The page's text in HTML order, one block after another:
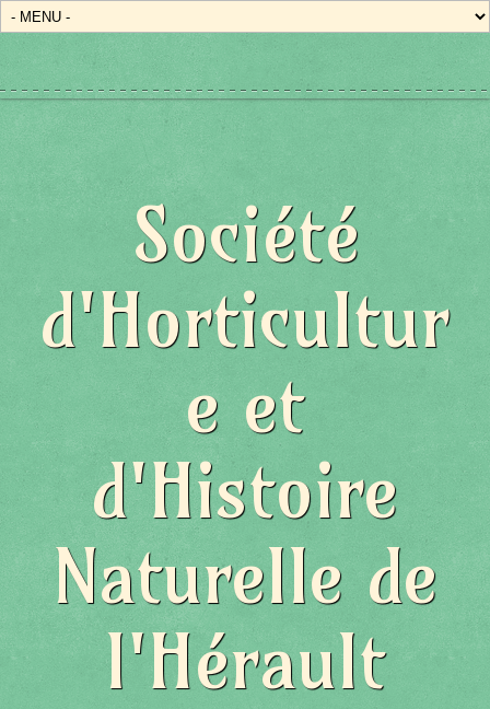
Société
d'Horticultur
e et
d'Histoire
Naturelle de
l'Hérault